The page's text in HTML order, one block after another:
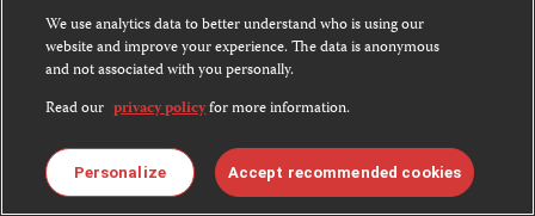
Descreva se você ou sua equipe utilizará telefone
celular internacional, telefones celulares locais,
telefone por satélite, linhas de terra e/ou rádios
portáteis, e descreva qualquer problema associado
ao uso de cada método de comunicação. (Tais
problemas podem incluir a interrupção ou
ausência de cobertura de telefone celular em vários
We use analytics data to better understand who is using our
website and improve your experience. The data is anonymous
and not associated with you personally.
Read our privacy policyfor more information.
Personalize Accept recommended cookies